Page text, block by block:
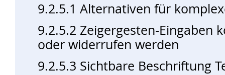
9.2.5.1 Alternativen für
9.2.5.2 Zeigergesten-Eingaben
oder widerrufen werden
9.2.5.3 Sichtbare Beschriftung